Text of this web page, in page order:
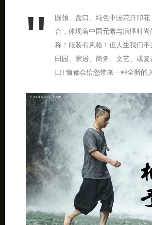
圆领、盘口、纯色中国花卉印花
合，体现着中国元素与演绎时尚
释！服装有风格！但人生我们不
田园、家居、商务、文艺、或复
口T恤都会给您带来一种全新的